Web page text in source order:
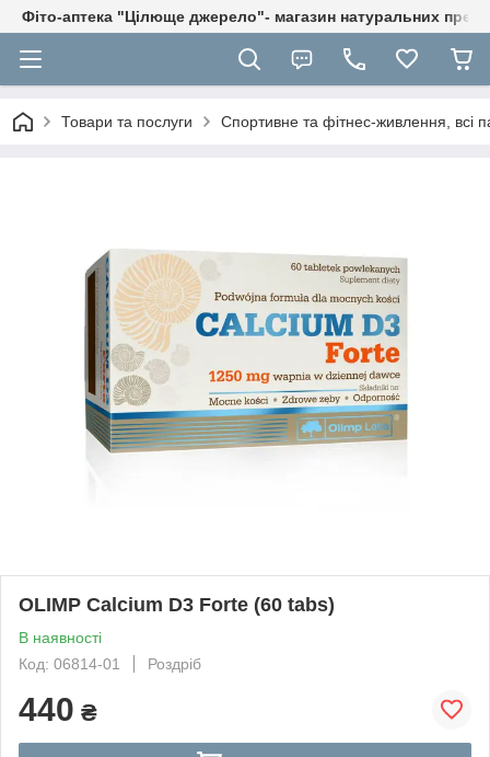
Фіто-аптека "Цілюще джерело"- магазин натуральних
Товари та послуги Спортивне та фітнес-живлення, всі
OLIMP Calcium D3 Forte (60 tabs)
В наявності
Код: 06814-01
Роздріб
440 ₴